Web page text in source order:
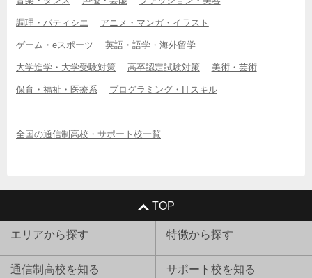
調理・パティシエ アニメ・マンガ・イラスト
ゲーム・eスポーツ 英語・語学・海外留学
大学進学・大学受験対策 高卒認定試験対策 美術・芸術
保育・福祉・医療系 プログラミング・ITスキル
全国の通信制高校・サポート校一覧
TOP
エリアから探す 特徴から探す
通信制高校を知る サポート校を知る